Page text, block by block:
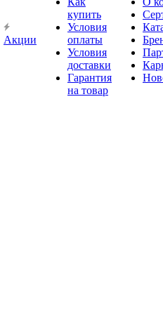
Акции
купить
Условия
оплаты
Условия
доставки
Гарантия
на товар